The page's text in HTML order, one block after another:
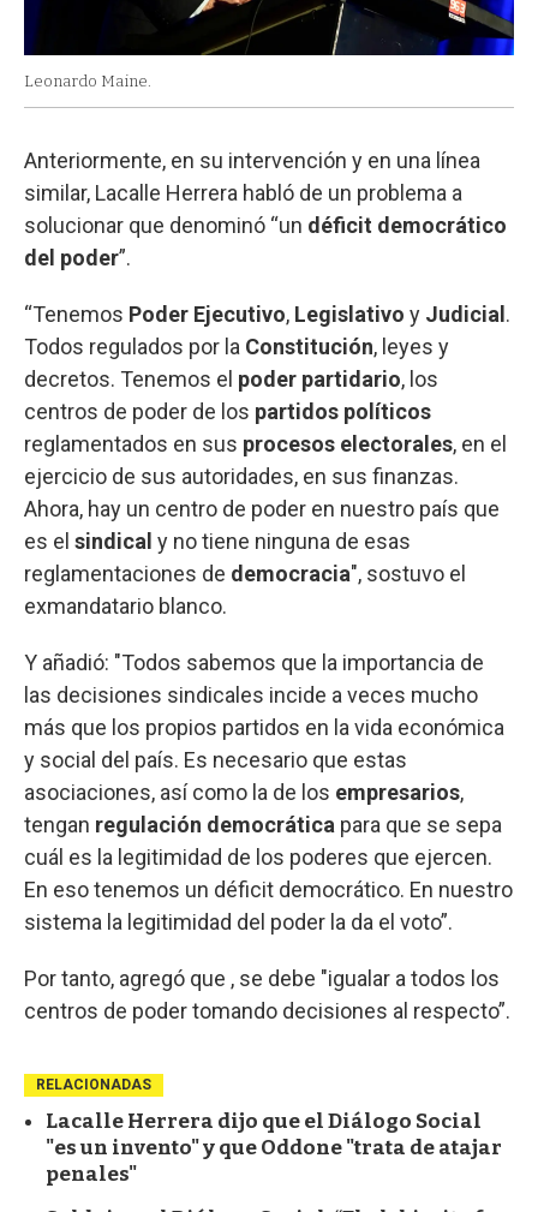
Leonardo Maine.
Anteriormente, en su intervención y en una línea
similar, Lacalle Herrera habló de un problema a
solucionar que denominó “un déficit democrático
del poder”.
“Tenemos Poder Ejecutivo, Legislativo y Judicial .
Todos regulados por la Constitución, leyes y
decretos. Tenemos el poder partidario, los
centros de poder de los partidos políticos
reglamentados en sus procesos electorales, en el
ejercicio de sus autoridades, en sus finanzas.
Ahora, hay un centro de poder en nuestro país que
es el sindical y no tiene ninguna de esas
reglamentaciones de democracia", sostuvo el
exmandatario blanco.
Y añadió: "Todos sabemos que la importancia de
las decisiones sindicales incide a veces mucho
más que los propios partidos en la vida económica
y social del país. Es necesario que estas
asociaciones, así como la de los empresarios,
tengan regulación democrática para que se sepa
cuál es la legitimidad de los poderes que ejercen.
En eso tenemos un déficit democrático. En nuestro
sistema la legitimidad del poder la da el voto”.
Por tanto, agregó que , se debe "igualar a todos los
centros de poder tomando decisiones al respecto”.
RELACIONADAS
Lacalle Herrera dijo que el Diálogo Social
"es un invento" y que Oddone "trata de atajar
penales"